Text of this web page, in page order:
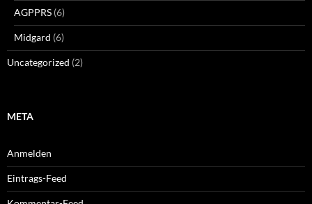
AGPPRS (6)
Midgard (6)
Uncategorized (2)
META
Anmelden
Eintrags-Feed